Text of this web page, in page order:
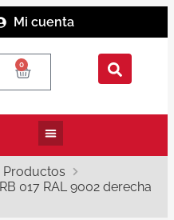
Mi cuenta
0
Productos
017 RAL 9002 derecha